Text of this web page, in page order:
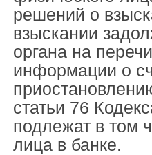
решений о
взыскании
органа на
информации о
статьи 76
подлежат в том
лица в банке.